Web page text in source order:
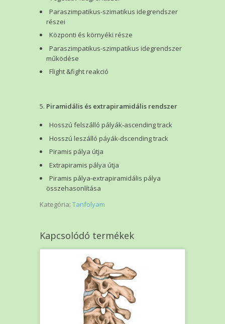
Paraszimpatikus-szimatikus idegrendszer
részei
Központi és környéki része
Paraszimpatikus-szimpatikus idegrendszer
működése
Flight &fight reakció
Piramidális és extrapiramidális rendszer
Hosszú felszálló pályák-ascending track
Hosszú leszálló páyák-dscending track
Piramis pálya útja
Extrapiramis pálya útja
Piramis pálya-extrapiramidális pálya
összehasonlítása
Kategória: Tanfolyam
Kapcsolódó termékek